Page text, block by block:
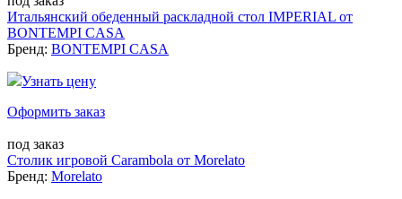
Итальянский обеденный раскладной стол IMPERIAL от
BONTEMPI CASA
Бренд: BONTEMPI CASA
Узнать цену
Оформить заказ
под заказ
Столик игровой Carambola от Morelato
Бренд: Morelato